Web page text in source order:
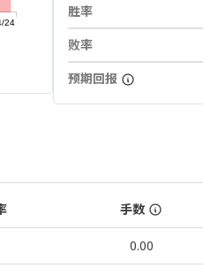
24
胜率
败率
预期回报
手数
0.00